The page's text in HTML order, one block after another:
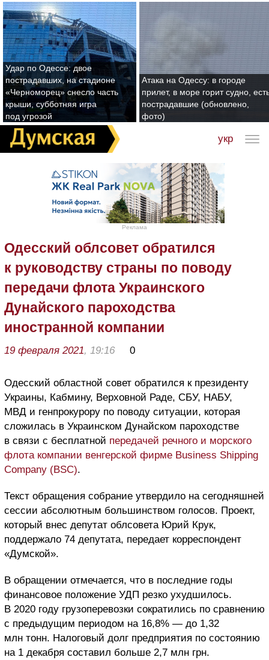
Удар по Одессе: двое
пострадавших, на стадионе
«Черноморец» снесло часть
крыши, субботняя игра
под угрозой
Атака на Одессу: в городе
прилет, в море горит судно,
пострадавшие (обновлено,
фото)
укр
Реклама
Одесский облсовет обратился
к руководству страны по поводу
передачи флота Украинского
Дунайского пароходства
иностранной компании
19 февраля 2021, 19:16 0
Одесский областной совет обратился к президенту
Украины, Кабмину, Верховной Раде, СБУ, НАБУ,
МВД и генпрокурору по поводу ситуации, которая
сложилась в Украинском Дунайском пароходстве
в связи с бесплатной передачей речного и морского
флота компании венгерской фирме Business Shipping
Company (BSC).
Текст обращения собрание утвердило на сегодняшней
сессии абсолютным большинством голосов. Проект,
который внес депутат облсовета Юрий Крук,
поддержало 74 депутата, передает корреспондент
«Думской».
В обращении отмечается, что в последние годы
финансовое положение УДП резко ухудшилось.
В 2020 году грузоперевозки сократились по сравнению
с предыдущим периодом на 16,8% — до 1,32
млн тонн. Налоговый долг предприятия по состоянию
на 1 декабря составил больше 2,7 млн грн.